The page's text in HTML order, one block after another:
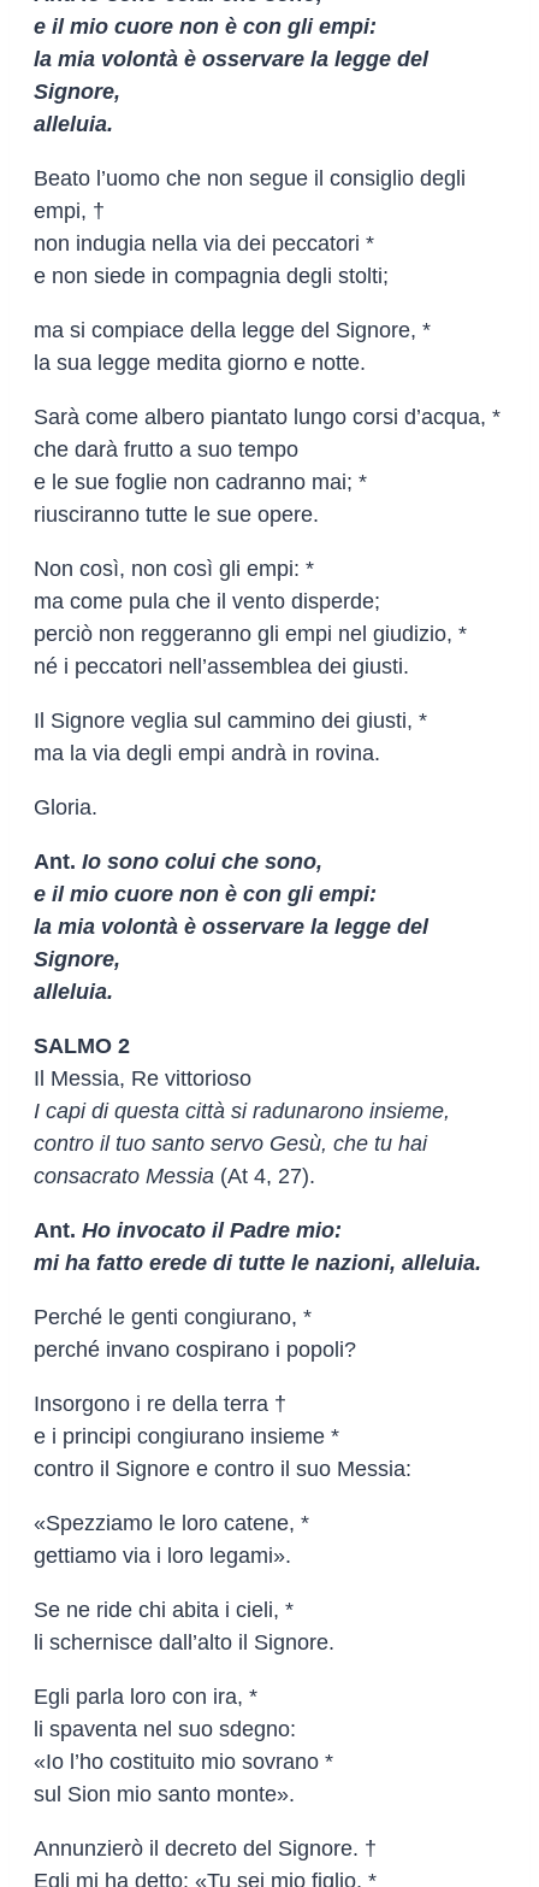
e il mio cuore non è con gli empi:
la mia volontà è osservare la legge del
Signore,
alleluia.
Beato l’uomo che non segue il consiglio degli
empi, †
non indugia nella via dei peccatori *
e non siede in compagnia degli stolti;
ma si compiace della legge del Signore, *
la sua legge medita giorno e notte.
Sarà come albero piantato lungo corsi d’acqua, *
che darà frutto a suo tempo
e le sue foglie non cadranno mai; *
riusciranno tutte le sue opere.
Non così, non così gli empi: *
ma come pula che il vento disperde;
perciò non reggeranno gli empi nel giudizio, *
né i peccatori nell’assemblea dei giusti.
Il Signore veglia sul cammino dei giusti, *
ma la via degli empi andrà in rovina.
Gloria.
Ant. Io sono colui che sono,
e il mio cuore non è con gli empi:
la mia volontà è osservare la legge del
Signore,
alleluia.
SALMO 2
Il Messia, Re vittorioso
I capi di questa città si radunarono insieme,
contro il tuo santo servo Gesù, che tu hai
consacrato Messia (At 4, 27).
Ant. Ho invocato il Padre mio:
mi ha fatto erede di tutte le nazioni, alleluia.
Perché le genti congiurano, *
perché invano cospirano i popoli?
Insorgono i re della terra †
e i principi congiurano insieme *
contro il Signore e contro il suo Messia:
«Spezziamo le loro catene, *
gettiamo via i loro legami».
Se ne ride chi abita i cieli, *
li schernisce dall’alto il Signore.
Egli parla loro con ira, *
li spaventa nel suo sdegno:
«Io l’ho costituito mio sovrano *
sul Sion mio santo monte».
Annunzierò il decreto del Signore. †
Egli mi ha detto: «Tu sei mio figlio, *